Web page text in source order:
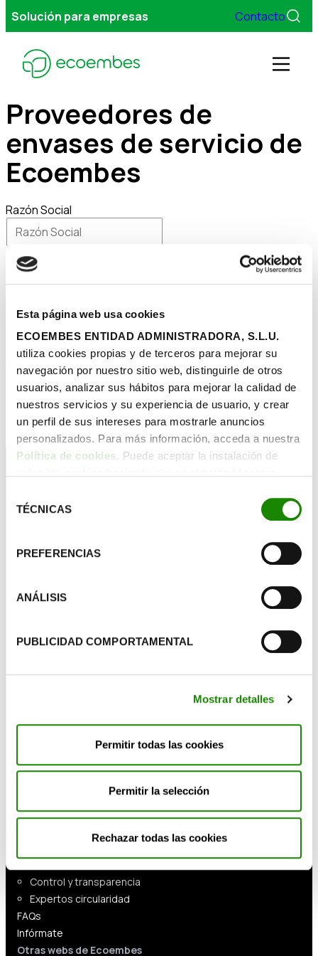
Esta página web usa cookies
ECOEMBES ENTIDAD ADMINISTRADORA, S.L.U.
utiliza cookies propias y de terceros para mejorar su
navegación por nuestro sitio web, distinguirle de otros
usuarios, analizar sus hábitos para mejorar la calidad de
nuestros servicios y su experiencia de usuario, y crear
un perfil de sus intereses para mostrarle anuncios
personalizados. Para más información, acceda a nuestra
Política de cookies. Puede aceptar la instalación de
botón “Configurar cookies”, o rechazar su instalación,
TÉCNICAS
PREFERENCIAS
ANÁLISIS
PUBLICIDAD COMPORTAMENTAL
Mostrar detalles
Permitir todas las cookies
Permitir la selección
Rechazar todas las cookies
Solución para empresas Contacto
Gestionamos tus envases
Servicios
Sobre Ecoembes
FAQs
Infórmate
Área privada
ES
Proveedores de
envases de servicio de
Ecoembes
Razón Social
Comunidad Autónoma
resultados
Razón SocialComunidad AutónomaNIF
Anterior Página1de0 Siguiente
Sigamos trabajando juntos por un futuro sin residuos
900 848 382
Solución integral
Envases comerciales
Envases industriales
Servicios
Soluciones de ecodiseño e innovación
Formación en Economía Circular
Sensibilización ambiental
Control y transparencia
Expertos circularidad
FAQs
Infórmate
Otras webs de Ecoembes